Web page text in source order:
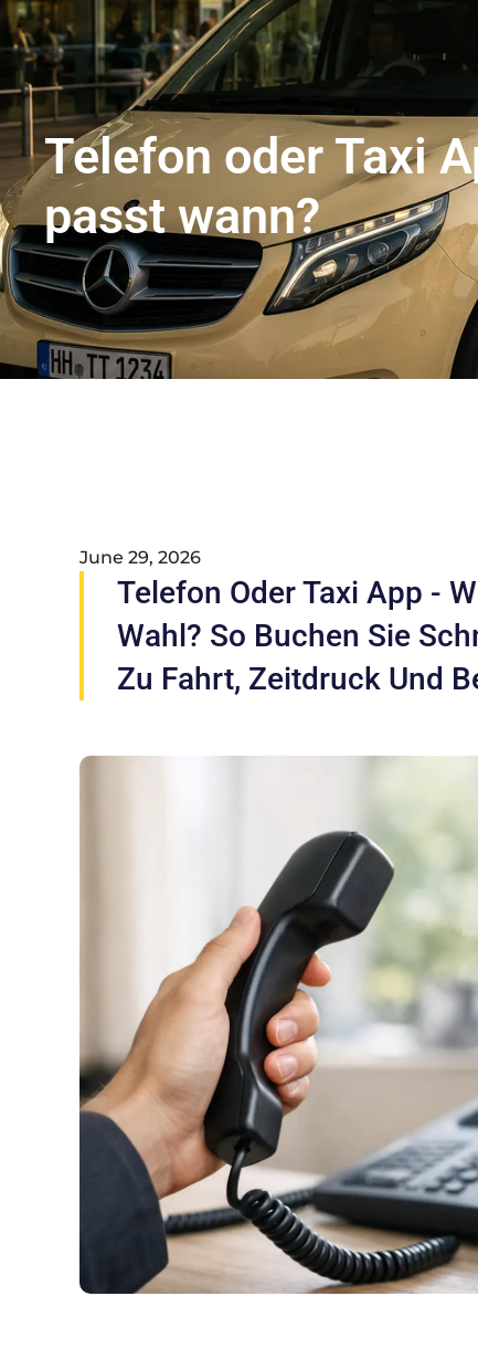
Flughafentransfer Hamburg
Telefon oder Taxi
passt wann?
June 29, 2026
Telefon Oder Taxi App -
Wahl? So Buchen Sie
Zu Fahrt, Zeitdruck Und